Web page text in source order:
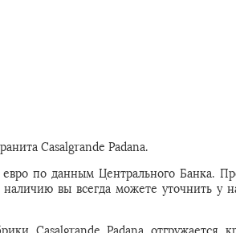
Casalgrande Padana.
по данным Центрального Банка.
вы всегда можете уточнить у